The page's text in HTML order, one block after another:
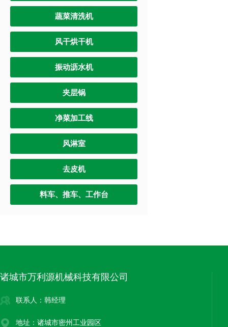
蔬菜清洗机
风干烘干机
振动沥水机
夹层锅
净菜加工线
风淋室
去皮机
料车、推车、工作台
诸城市万利源机械科技有限公司
联系人：韩经理
地址：诸城市密州工业园区